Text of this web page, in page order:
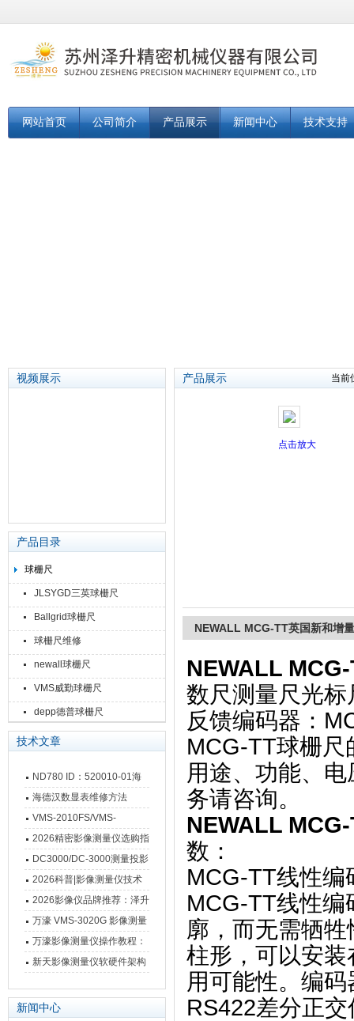
网站首页 公司简介 产品展示 新闻中心 技术支持
视频展示
产品目录
球栅尺
JLSYGD三英球栅尺
Ballgrid球栅尺
球栅尺维修
newall球栅尺
VMS威勤球栅尺
depp德普球栅尺
技术文章
ND780 ID：520010-01海
德汉数显表故障维修内容
海德汉数显表维修方法
VMS-2010FS/VMS-
3020FS/VMS-4030FS手动
影像测量仪技术参数
2026精密影像测量仪选购指
南 靠谱品牌一站式选型推荐
DC3000/DC-3000测量投影
仪万濠数据处理器数显表故
障维修方法
2026科普|影像测量仪技术
原理、分类及选型应用
2026影像仪品牌推荐：泽升
影像测量仪选型指南
万濠 VMS-3020G 影像测量
仪技术规格与应用解析
万濠影像测量仪操作教程：
从开机到出报告，新手也能
新天影像测量仪软硬件架构
新闻中心
产品展示 当前
点击放大
NEWALL MCG-TT英国新和增
NEWALL
数尺测量尺光
反馈编码器：
MCG-TT球栅尺
用途、功能、
务请咨询。
NEWALL
数：
MCG-TT线性编
MCG-TT线性编
廓，而无需牺
柱形，可以安
用可能性。编
RS422差分正